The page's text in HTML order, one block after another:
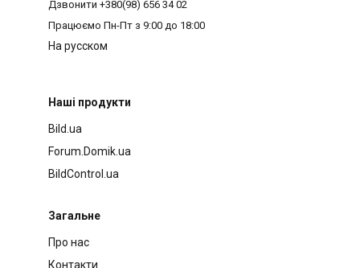
Дзвонити +380(98) 656 34 02
Працюємо Пн-Пт з 9:00 до 18:00
На русском
Наші продукти
Bild.ua
Forum.Domik.ua
BildControl.ua
Загальне
Про нас
Контакти